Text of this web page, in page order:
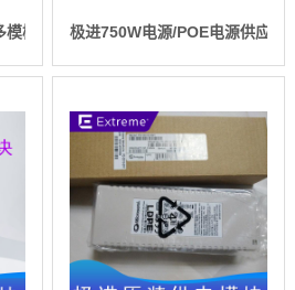
模块 极进750W电源/POE电源供应器